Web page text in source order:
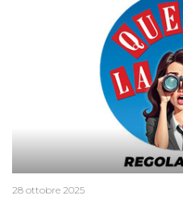
2015 un’altra donna confessa lo
colpevoli per un solo omicidio:
28 ottobre 2025